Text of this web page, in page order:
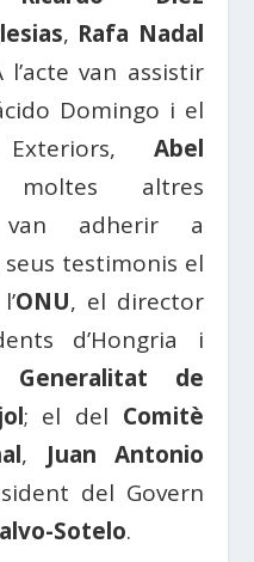
, Rafa Nadal
l’acte van assistir
Domingo i el
Abel
altres
van adherir a
seus testimonis el
ONU, el director
d’Hongria i
Generalitat de
; el del Comitè
, Juan Antonio
del Govern
Sotelo.